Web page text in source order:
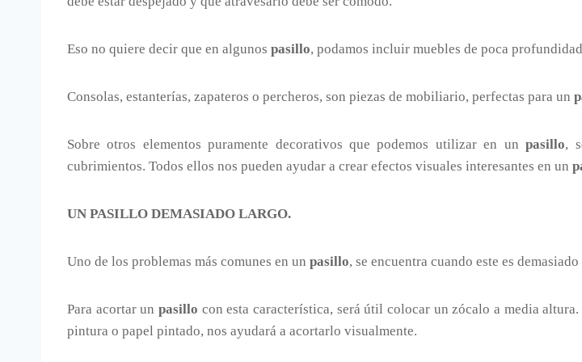
Eso no quiere decir que en algunos pasillo, podamos incluir muebles de poca
Consolas, estanterías, zapateros o percheros, son piezas de mobiliario, perfectas para un
Sobre otros elementos puramente decorativos que podemos utilizar en unpasillo,
cubrimientos. Todos ellos nos pueden ayudar a crear efectos visuales interesantes en un
UN PASILLO DEMASIADO LARGO.
Uno de los problemas más comunes en un pasillo, se encuentra cuando este es
Para acortar un pasillo con esta característica, será útil colocar un zócalo a media
pintura o papel pintado, nos ayudará a acortarlo visualmente.